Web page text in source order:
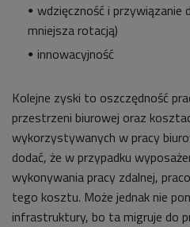
wdzięczność i przywiązanie
mniejsza rotacją)
innowacyjność
Kolejne zyski to oszczędność
przestrzeni biurowej oraz
wykorzystywanych w pracy
dodać, że w przypadku
wykonywania pracy zdalnej,
tego kosztu. Może jednak nie
infrastruktury, bo ta migruje do